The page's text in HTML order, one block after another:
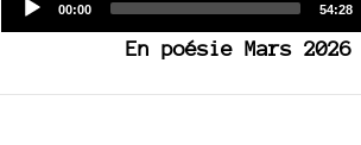
Current
00:00
Total
54:28
En poésie Mars 2026